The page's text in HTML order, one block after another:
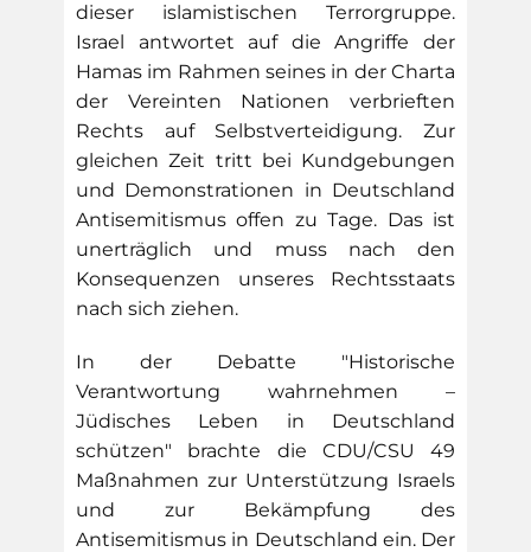
dieser islamistischen Terrorgruppe.
Israel antwortet auf die Angriffe der
Hamas im Rahmen seines in der Charta
der Vereinten Nationen verbrieften
Rechts auf Selbstverteidigung. Zur
gleichen Zeit tritt bei Kundgebungen
und Demonstrationen in Deutschland
Antisemitismus offen zu Tage. Das ist
unerträglich und muss nach den
Konsequenzen unseres Rechtsstaats
nach sich ziehen.
In der Debatte "Historische
Verantwortung wahrnehmen –
Jüdisches Leben in Deutschland
schützen" brachte die CDU/CSU 49
Maßnahmen zur Unterstützung Israels
und zur Bekämpfung des
Antisemitismus in Deutschland ein. Der